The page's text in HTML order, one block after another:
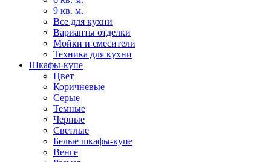
9 кв. м.
Все для кухни
Варианты отделки
Мойки и смесители
Техника для кухни
Шкафы-купе
Цвет
Коричневые
Серые
Темные
Черные
Светлые
Белые шкафы-купе
Венге